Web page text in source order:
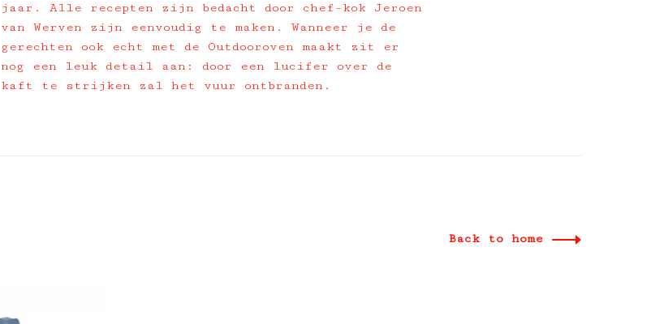
jaar. Alle recepten zijn bedacht door chef-kok Jeroen
van Werven zijn eenvoudig te maken. Wanneer je de
gerechten ook echt met de Outdooroven maakt zit er
nog een leuk detail aan: door een lucifer over de
kaft te strijken zal het vuur ontbranden.
Back to home